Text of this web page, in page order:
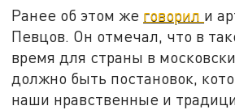
Ранее об этом же говорил и
Певцов. Он отмечал, что в
время для страны в
должно быть постановок,
наши нравственные и